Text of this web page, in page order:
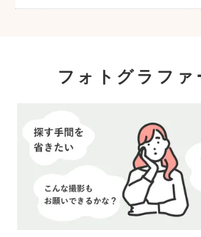
こども・家族撮影に長けた
フォトグラファ